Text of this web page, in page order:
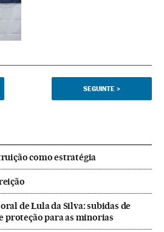
SEGUINTE >
como estratégia
de Lula da Silva: subidas de
proteção para as minorias